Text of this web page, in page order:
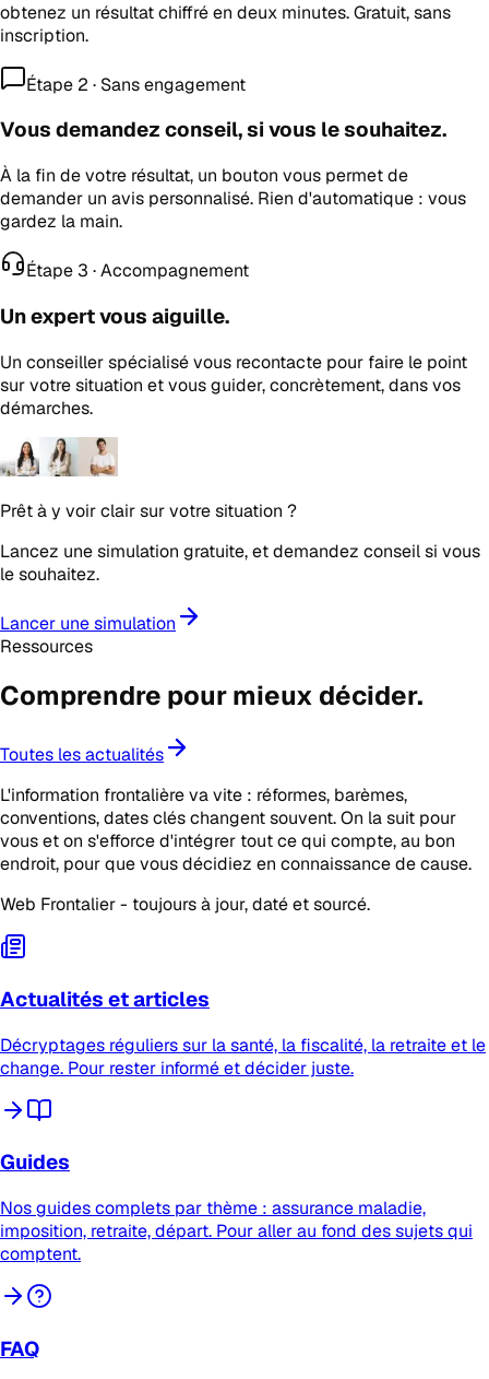
obtenez un résultat chiffré en deux minutes. Gratuit, sans
inscription.
Étape 2 · Sans engagement
Vous demandez conseil, si vous le souhaitez.
À la fin de votre résultat, un bouton vous permet de
demander un avis personnalisé. Rien d'automatique : vous
gardez la main.
Étape 3 · Accompagnement
Un expert vous aiguille.
Un conseiller spécialisé vous recontacte pour faire le point
sur votre situation et vous guider, concrètement, dans vos
démarches.
Prêt à y voir clair sur votre situation ?
Lancez une simulation gratuite, et demandez conseil si vous
le souhaitez.
Lancer une simulation
Ressources
Comprendre pour mieux décider.
Toutes les actualités
L'information frontalière va vite : réformes, barèmes,
conventions, dates clés changent souvent. On la suit pour
vous et on s'efforce d'intégrer tout ce qui compte, au bon
endroit, pour que vous décidiez en connaissance de cause.
Web Frontalier - toujours à jour, daté et sourcé.
Actualités et articles
Décryptages réguliers sur la santé, la fiscalité, la retraite et le
change. Pour rester informé et décider juste.
Guides
Nos guides complets par thème : assurance maladie,
imposition, retraite, départ. Pour aller au fond des sujets qui
comptent.
FAQ